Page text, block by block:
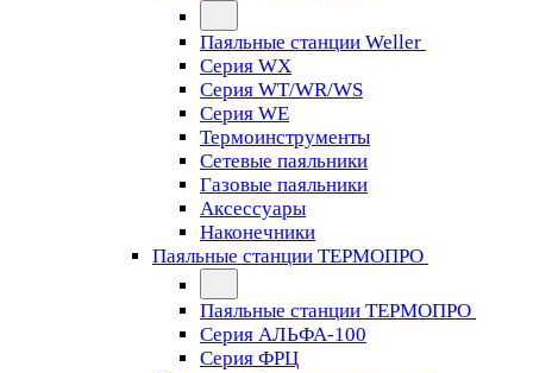
Паяльные станции Weller
Серия WX
Серия WT/WR/WS
Серия WE
Термоинструменты
Сетевые паяльники
Газовые паяльники
Аксессуары
Наконечники
Паяльные станции ТЕРМОПРО
Паяльные станции ТЕРМОПРО
Серия АЛЬФА-100
Серия ФРЦ